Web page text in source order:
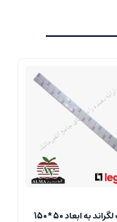
ترانکینگ لگراند به ابعاد 50*150